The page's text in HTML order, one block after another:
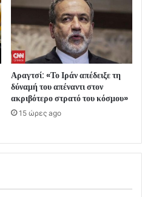
Αραγτσί: «Το Ιράν απέδειξε τη
δύναμή του απέναντι στον
ακριβότερο στρατό του κόσμου»
15 ώρες ago